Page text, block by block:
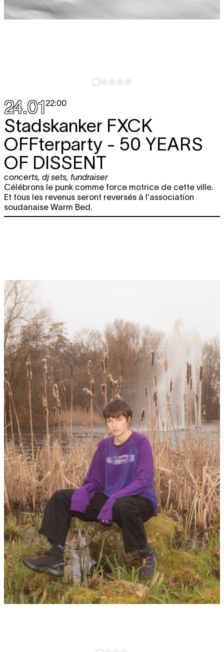
24.0122:00
Stadskanker FXCK
OFFterparty - 50 YEARS
OF DISSENT
concerts dj sets fundraiser
Célébrons le punk comme force motrice de cette ville.
Et tous les revenus seront reversés à l'association
soudanaise Warm Bed.